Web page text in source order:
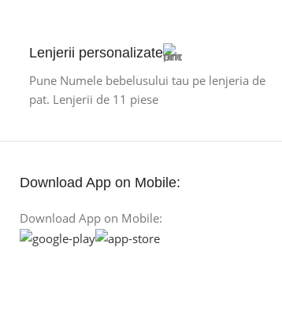
Lenjerii personalizate
Pune Numele bebelusului tau pe lenjeria de
pat. Lenjerii de 11 piese
Download App on Mobile:
Download App on Mobile: